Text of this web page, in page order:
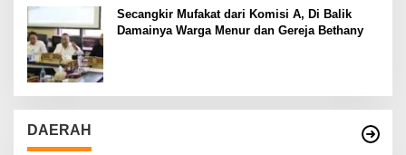
Secangkir Mufakat dari Komisi A, Di Balik
Damainya Warga Menur dan Gereja Bethany
DAERAH